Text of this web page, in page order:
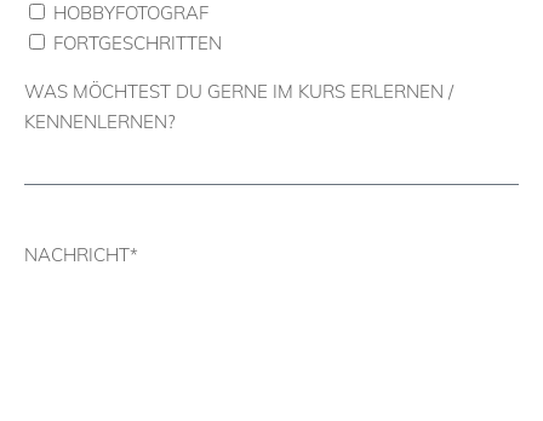
HOBBYFOTOGRAF
FORTGESCHRITTEN
WAS MÖCHTEST DU GERNE IM KURS ERLERNEN /
KENNENLERNEN?
NACHRICHT*